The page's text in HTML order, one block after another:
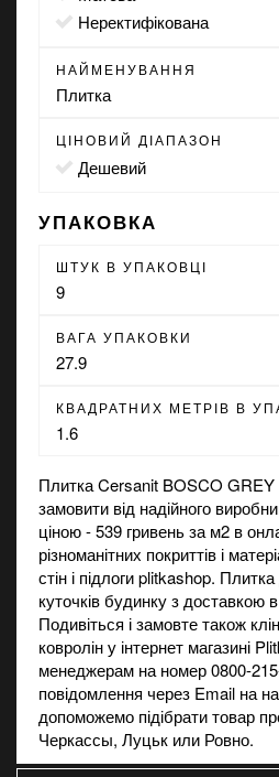
неректифікована
НАЙМЕНУВАННЯ
Плитка
ЦІНОВИЙ ДІАПАЗОН
Дешевий
УПАКОВКА
ШТУК В УПАКОВЦІ
9
ВАГА УПАКОВКИ
27.9
КВАДРАТНИХ МЕТРІВ В
1.6
Плитка Cersanit BOSCO GREY
замовити від надійного
ціною - 539 гривень за м2 в
різноманітних покриттів і
стін і підлоги plitkashop.
куточків будинку з доставкою в
Подивіться і замовте також
ковроліну інтернет магазині
менеджерам на номер 0800-
повідомлення через Email на
допоможемо підібрати товар
Черкассы, Луцьк или Ровно.